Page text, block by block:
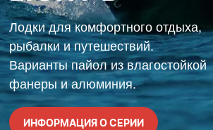
Лодки для комфортного отдыха,
рыбалки и путешествий.
Варианты пайол из влагостойкой
фанеры и алюминия.
ИНФОРМАЦИЯ О СЕРИИ